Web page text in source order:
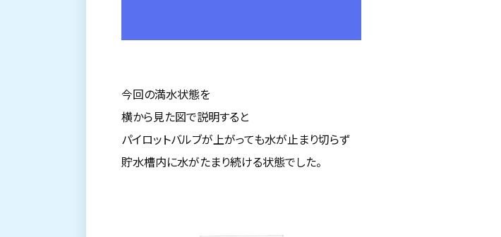
今回の満水状態を
横から見た図で説明すると
パイロットバルブが上がっても水が止まり切らず
貯水槽内に水がたまり続ける状態でした。